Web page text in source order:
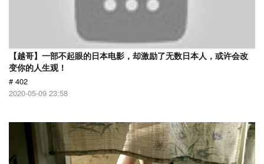
【越哥】一部不起眼的日本电影，却激励了无数日本人，或许会改
变你的人生观！
# 402
2020-05-09 23:58